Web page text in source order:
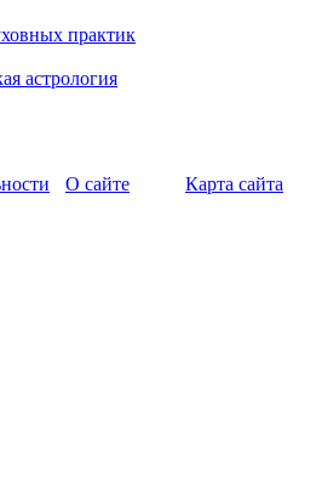
практик
астрология
О сайте Карта сайта